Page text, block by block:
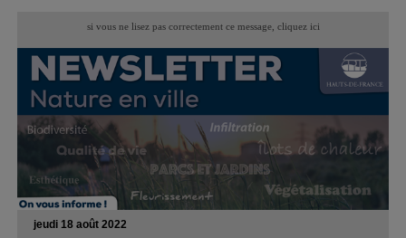
si vous ne lisez pas correctement ce message, cliquez ici
jeudi 18 août 2022